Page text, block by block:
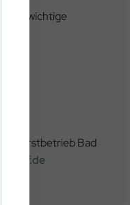
und wichtige
Forstbetrieb Bad